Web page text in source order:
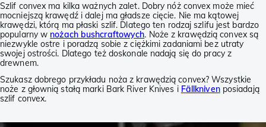
Szlif convex ma kilka ważnych zalet. Dobry nóż convex może mieć
mocniejszą krawędź i dalej ma gładsze cięcie. Nie ma kątowej
krawędzi, którą ma płaski szlif. Dlatego ten rodzaj szlifu jest bardzo
popularny w nożach bushcraftowych. Noże z krawędzią convex są
niezwykle ostre i poradzą sobie z ciężkimi zadaniami bez utraty
swojej ostrości. Dlatego też doskonale nadają się do pracy z
drewnem.
Szukasz dobrego przykładu noża z krawędzią convex? Wszystkie
noże z głownią stałą marki Bark River Knives i Fällknivenposiadają
szlif convex.